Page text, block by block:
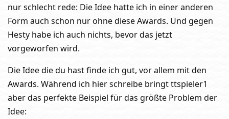
nur schlecht rede: Die Idee hatte ich in einer anderen
Form auch schon nur ohne diese Awards. Und gegen
Hesty habe ich auch nichts, bevor das jetzt
vorgeworfen wird.
Die Idee die du hast finde ich gut, vor allem mit den
Awards. Während ich hier schreibe bringt ttspieler1
aber das perfekte Beispiel für das größte Problem der
Idee: